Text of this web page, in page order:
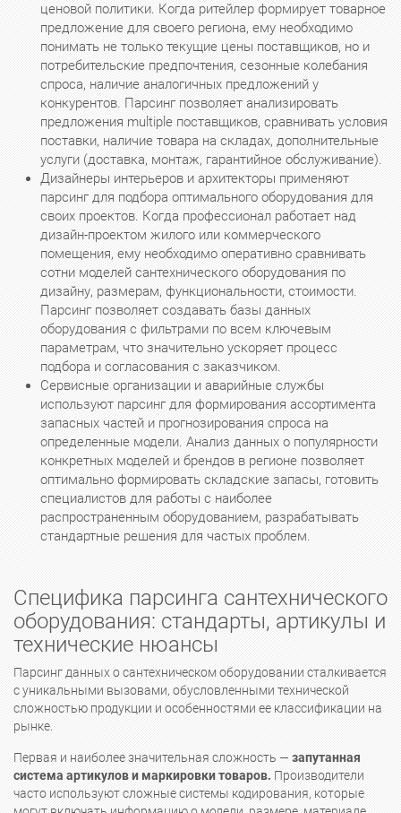
ценовой политики. Когда ритейлер формирует товарное
предложение для своего региона, ему необходимо
понимать не только текущие цены поставщиков, но и
потребительские предпочтения, сезонные колебания
спроса, наличие аналогичных предложений у
конкурентов. Парсинг позволяет анализировать
предложения multiple поставщиков, сравнивать условия
поставки, наличие товара на складах, дополнительные
услуги (доставка, монтаж, гарантийное обслуживание).
Дизайнеры интерьеров и архитекторы применяют
парсинг для подбора оптимального оборудования для
своих проектов. Когда профессионал работает над
дизайн-проектом жилого или коммерческого
помещения, ему необходимо оперативно сравнивать
сотни моделей сантехнического оборудования по
дизайну, размерам, функциональности, стоимости.
Парсинг позволяет создавать базы данных
оборудования с фильтрами по всем ключевым
параметрам, что значительно ускоряет процесс
подбора и согласования с заказчиком.
Сервисные организации и аварийные службы
используют парсинг для формирования ассортимента
запасных частей и прогнозирования спроса на
определенные модели. Анализ данных о популярности
конкретных моделей и брендов в регионе позволяет
оптимально формировать складские запасы, готовить
специалистов для работы с наиболее
распространенным оборудованием, разрабатывать
стандартные решения для частых проблем.
Специфика парсинга сантехнического
оборудования: стандарты, артикулы и
технические нюансы
Парсинг данных о сантехническом оборудовании сталкивается
с уникальными вызовами, обусловленными технической
сложностью продукции и особенностями ее классификации на
рынке.
Первая и наиболее значительная сложность — запутанная
система артикулов и маркировки товаров. Производители
часто используют сложные системы кодирования, которые